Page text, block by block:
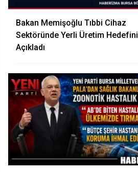
Bakan Memişoğlu Tıbbi Cihaz
Sektöründe Yerli Üretim Hedefini
Açıkladı